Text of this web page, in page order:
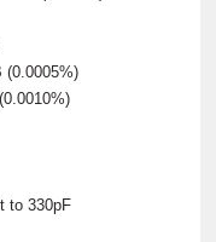
(0.0005%)
to 330pF